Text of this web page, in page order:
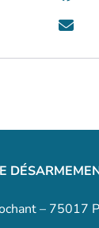
– 75017